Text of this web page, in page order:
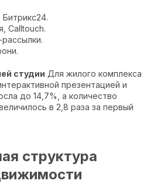
Битрикс24.
Calltouch.
студии Для жилого комплекса
презентацией и
до 14,7%, а количество
в 2,8 раза за первый
структура